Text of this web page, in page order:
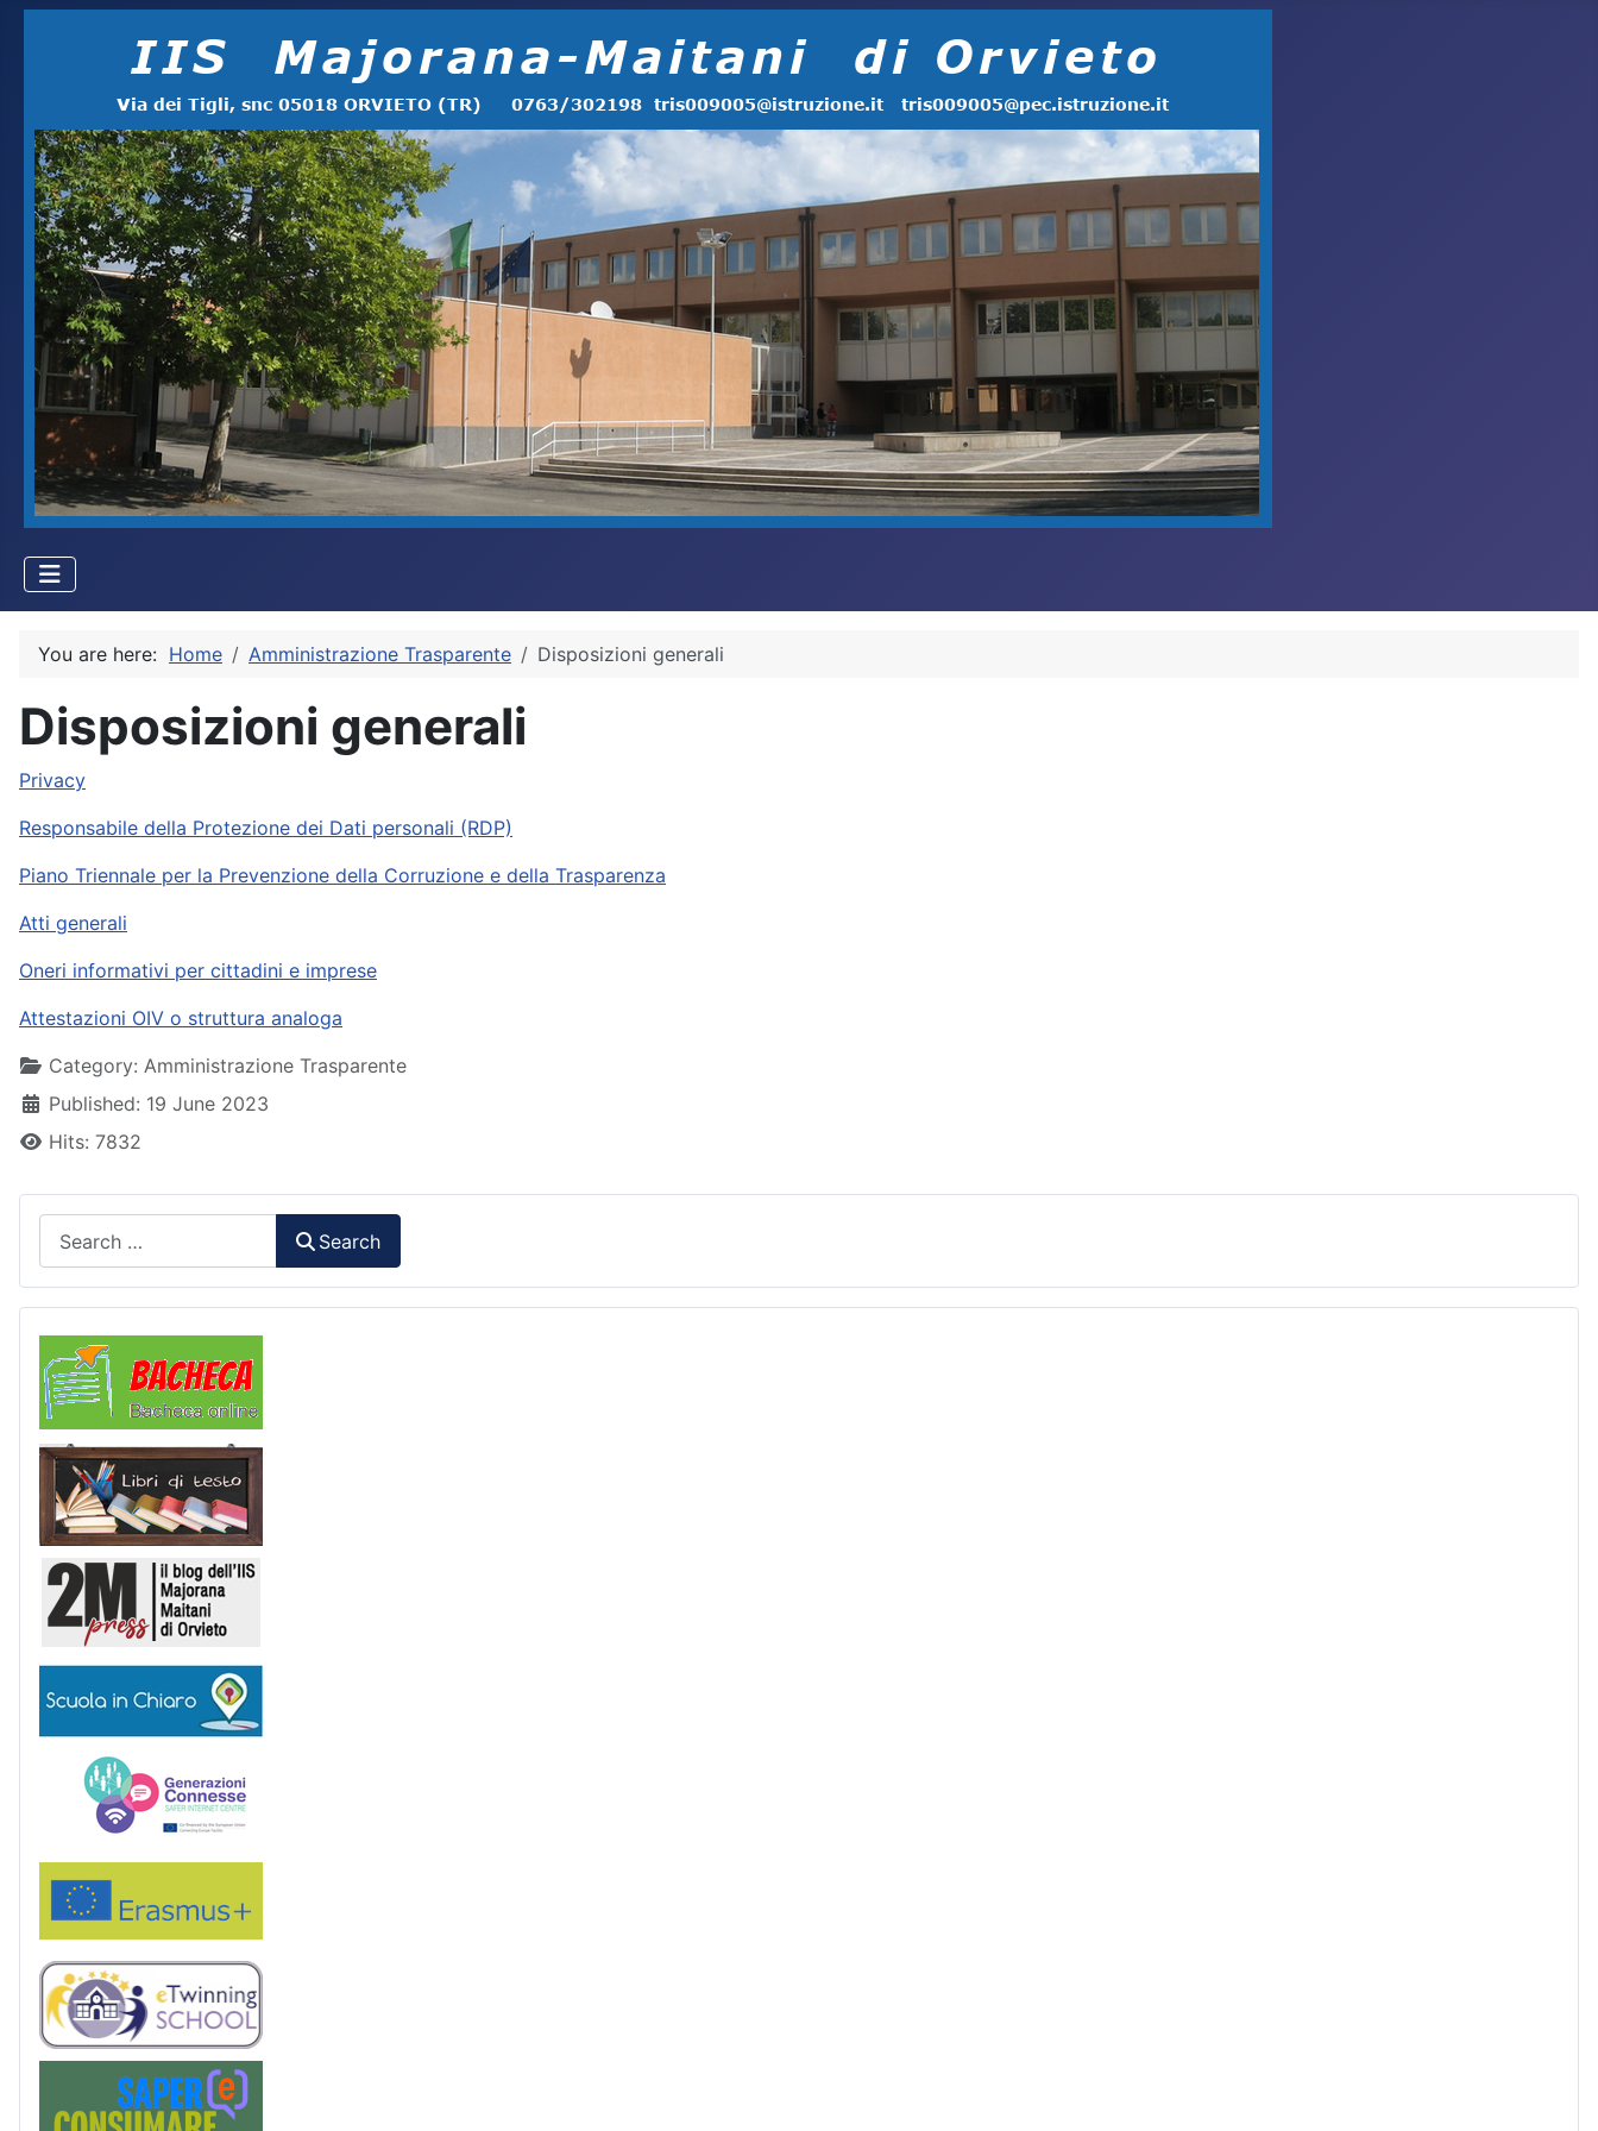
You are here: Home Amministrazione Trasparente Disposizioni generali
Disposizioni generali
Privacy
Responsabile della Protezione dei Dati personali (RDP)
Piano Triennale per la Prevenzione della Corruzione e della Trasparenza
Atti generali
Oneri informativi per cittadini e imprese
Attestazioni OIV o struttura analoga
DetailsCategory: Amministrazione Trasparente
Published: 19 June 2023
Hits: 7832
Search
Libri di Testo
Scuola in chiaro
Erasmus+
eTwinning